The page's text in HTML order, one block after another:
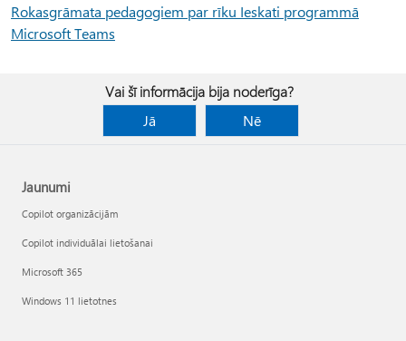
Rokasgrāmata pedagogiem par rīku Ieskati programmā
Microsoft Teams
Vai šī informācija bija noderīga?
Jā
Nē
Jaunumi
Copilot organizācijām
Copilot individuālai lietošanai
Microsoft 365
Windows 11 lietotnes